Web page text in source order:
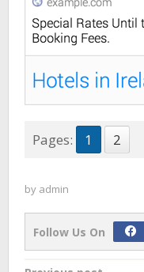
Pages: 1 2
by admin
Follow Us On